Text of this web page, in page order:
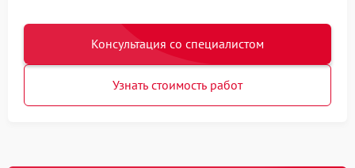
Консультация со специалистом
Узнать стоимость работ